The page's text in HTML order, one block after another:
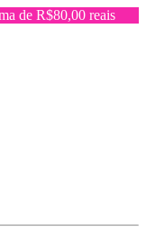
de R$80,00 reais